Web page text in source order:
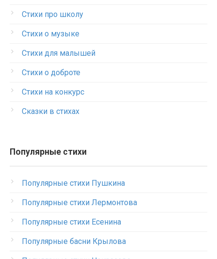
Стихи про школу
Стихи о музыке
Стихи для малышей
Стихи о доброте
Стихи на конкурс
Сказки в стихах
Популярные стихи
Популярные стихи Пушкина
Популярные стихи Лермонтова
Популярные стихи Есенина
Популярные басни Крылова